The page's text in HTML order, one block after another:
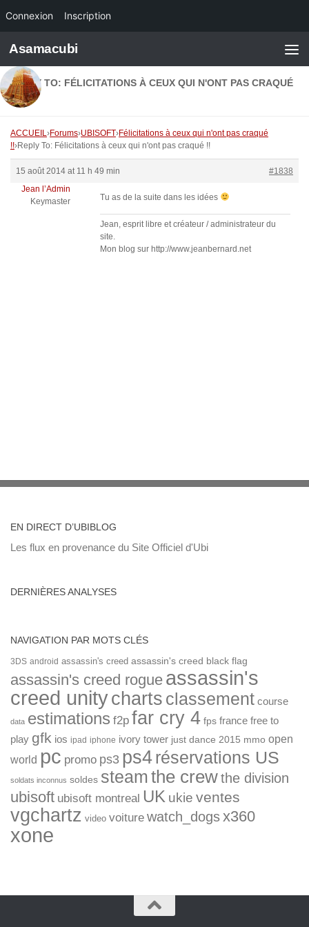
Connexion Inscription
Skip to content
Asamacubi
REPLY TO: FÉLICITATIONS À CEUX QUI N'ONT PAS CRAQUÉ
!!
ACCUEIL›Forums›UBISOFT›Félicitations à ceux qui n'ont pas craqué
!!›Reply To: Félicitations à ceux qui n'ont pas craqué !!
15 août 2014 at 11 h 49 min
#1838
Jean l’Admin
Keymaster
Tu as de la suite dans les idées
Jean, esprit libre et créateur / administrateur du
site.
Mon blog sur http://www.jeanbernard.net
EN DIRECT D’UBIBLOG
Les flux en provenance du Site Officiel d'Ubi
DERNIÈRES ANALYSES
NAVIGATION PAR MOTS CLÉS
3DS android assassin's creed assassin's creed black flag
assassin's creed rogue assassin's
creed unitycharts classement course
data estimations f2p far cry 4 fps france free to
play gfk ios ipad iphone ivory tower just dance 2015 mmo open
world pc promo ps3 ps4réservations US
soldats inconnus soldes steamthe crewthe division
ubisoft ubisoft montreal UK ukie ventes
vgchartz video voiture watch_dogsx360
xone